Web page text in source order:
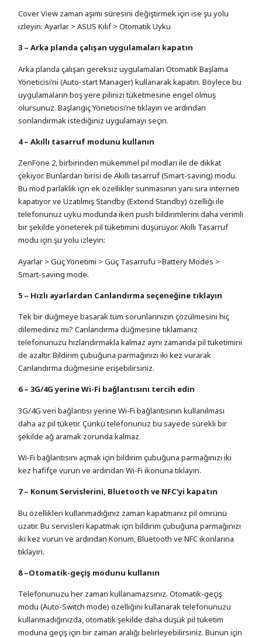
Cover View zaman aşımı süresini değiştirmek için ise şu yolu
izleyin: Ayarlar > ASUS Kılıf > Otomatik Uyku
3 – Arka planda çalışan uygulamaları kapatın
Arka planda çalışan gereksiz uygulamaları Otomatik Başlama
Yöneticisi’ni (Auto-start Manager) kullanarak kapatın. Böylece bu
uygulamaların boş yere pilinizi tüketmesine engel olmuş
olursunuz. Başlangıç Yöneticisi’ne tıklayın ve ardından
sonlandırmak istediğiniz uygulamayı seçin.
4 – Akıllı tasarruf modunu kullanın
ZenFone 2, birbirinden mükemmel pil modları ile de dikkat
çekiyor. Bunlardan birisi de Akıllı tasarruf (Smart-saving) modu.
Bu mod parlaklık için ek özellikler sunmasının yanı sıra interneti
kapatıyor ve Uzatılmış Standby (Extend Standby) özelliği ile
telefonunuz uyku modunda iken push bildirimlerini daha verimli
bir şekilde yöneterek pil tüketimini düşürüyor. Akıllı Tasarruf
modu için şu yolu izleyin:
Ayarlar > Güç Yönetimi > Güç Tasarrufu >Battery Modes >
Smart-saving mode.
5 – Hızlı ayarlardan Canlandırma seçeneğine tıklayın
Tek bir düğmeye basarak tüm sorunlarınızın çözülmesini hiç
dilemediniz mi? Canlandırma düğmesine tıklamanız
telefonunuzu hızlandırmakla kalmaz aynı zamanda pil tüketimini
de azaltır. Bildirim çubuğuna parmağınızı iki kez vurarak
Canlandırma düğmesine erişebilirsiniz.
6 – 3G/4G yerine Wi-Fi bağlantısını tercih edin
3G/4G veri bağlantısı yerine Wi-Fi bağlantısının kullanılması
daha az pil tüketir. Çünkü telefonunuz bu sayede sürekli bir
şekilde ağ aramak zorunda kalmaz.
Wi-Fi bağlantısını açmak için bildirim çubuğuna parmağınızı iki
kez hafifçe vurun ve ardından Wi-Fi ikonuna tıklayın.
7 – Konum Servislerini, Bluetooth ve NFC’yi kapatın
Bu özellikleri kullanmadığınız zaman kapatmanız pil ömrünü
uzatır. Bu servisleri kapatmak için bildirim çubuğuna parmağınızı
iki kez vurun ve ardından Konum, Bluetooth ve NFC ikonlarına
tıklayın.
8 –Otomatik-geçiş modunu kullanın
Telefonunuzu her zaman kullanamazsınız. Otomatik-geçiş
modu (Auto-Switch mode) özelliğini kullanarak telefonunuzu
kullanmadığınızda, otomatik şekilde daha düşük pil tüketim
moduna geçiş için bir zaman aralığı belirleyebilirsiniz. Bunun için